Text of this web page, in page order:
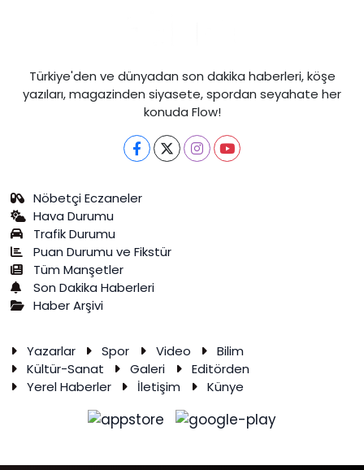
Türkiye'den ve dünyadan son dakika haberleri, köşe
yazıları, magazinden siyasete, spordan seyahate her
konuda Flow!
Nöbetçi Eczaneler
Hava Durumu
Trafik Durumu
Puan Durumu ve Fikstür
Tüm Manşetler
Son Dakika Haberleri
Haber Arşivi
Yazarlar Spor Video
Bilim
Kültür-Sanat
Galeri
Editörden
Yerel Haberler
İletişim Künye